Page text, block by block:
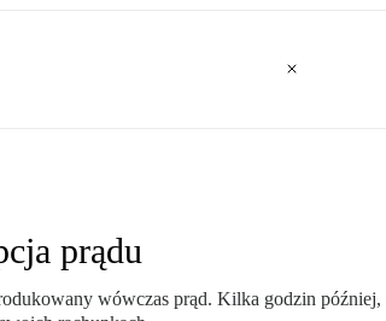
prądu
wówczas prąd. Kilka godzin